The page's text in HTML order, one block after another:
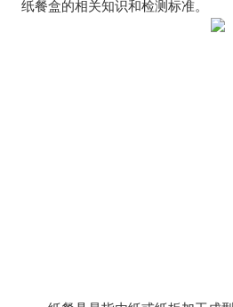
纸餐盒的相关知识和检测标准。